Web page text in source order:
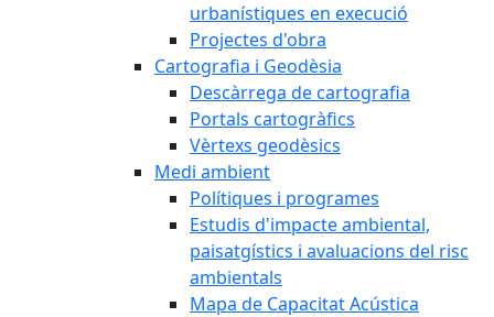
urbanístiques en execució
Projectes d'obra
Cartografia i Geodèsia
Descàrrega de cartografia
Portals cartogràfics
Vèrtexs geodèsics
Medi ambient
Polítiques i programes
Estudis d'impacte ambiental,
paisatgístics i avaluacions del risc
ambientals
Mapa de Capacitat Acústica